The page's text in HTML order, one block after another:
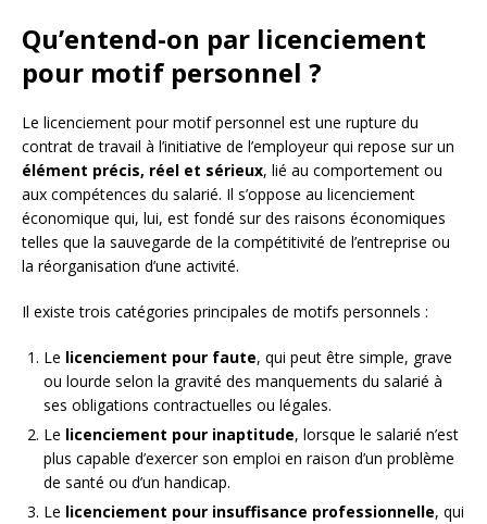
Qu’entend-on par licenciement
pour motif personnel ?
Le licenciement pour motif personnel est une rupture du
contrat de travail à l’initiative de l’employeur qui repose sur un
élément précis, réel et sérieux, lié au comportement ou
aux compétences du salarié. Il s’oppose au licenciement
économique qui, lui, est fondé sur des raisons économiques
telles que la sauvegarde de la compétitivité de l’entreprise ou
la réorganisation d’une activité.
Il existe trois catégories principales de motifs personnels :
Le licenciement pour faute, qui peut être simple, grave
ou lourde selon la gravité des manquements du salarié à
ses obligations contractuelles ou légales.
Le licenciement pour inaptitude, lorsque le salarié n’est
plus capable d’exercer son emploi en raison d’un problème
de santé ou d’un handicap.
Le licenciement pour insuffisance professionnelle, qui